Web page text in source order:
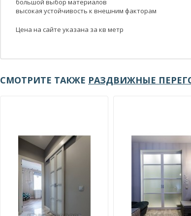
большой выбор материалов
высокая устойчивость к внешним факторам
Цена на сайте указана за кв метр
СМОТРИТЕ ТАКЖЕ РАЗДВИЖНЫЕ